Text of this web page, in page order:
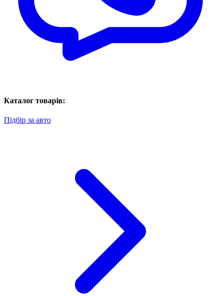
Каталог товарів:
Підбір за авто